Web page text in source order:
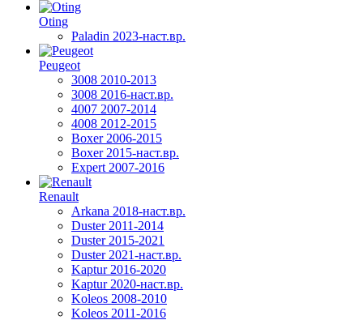
Oting
Paladin 2023-наст.вр.
Peugeot
3008 2010-2013
3008 2016-наст.вр.
4007 2007-2014
4008 2012-2015
Boxer 2006-2015
Boxer 2015-наст.вр.
Expert 2007-2016
Renault
Arkana 2018-наст.вр.
Duster 2011-2014
Duster 2015-2021
Duster 2021-наст.вр.
Kaptur 2016-2020
Kaptur 2020-наст.вр.
Koleos 2008-2010
Koleos 2011-2016